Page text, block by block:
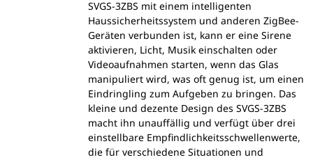
SVGS-3ZBS mit einem intelligenten
Haussicherheitssystem und anderen ZigBee-
Geräten verbunden ist, kann er eine Sirene
aktivieren, Licht, Musik einschalten oder
Videoaufnahmen starten, wenn das Glas
manipuliert wird, was oft genug ist, um einen
Eindringling zum Aufgeben zu bringen. Das
kleine und dezente Design des SVGS-3ZBS
macht ihn unauffällig und verfügt über drei
einstellbare Empfindlichkeitsschwellenwerte,
die für verschiedene Situationen und